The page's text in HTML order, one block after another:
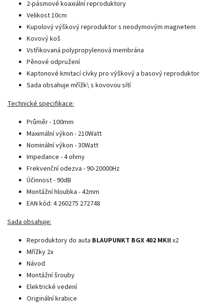
2-pásmové koaxiální reproduktory
Velikost 10cm
Kupolový výškový reproduktor s neodymovým magnetem
Kovový koš
Vstřikovaná polypropylenová membrána
Pěnové odpružení
Kaptonové kmitací cívky pro výškový a basový reproduktor
Sada obsahuje mřížk\ s kovovou sítí
Technické specifikace:
Průměr - 100mm
Maximální výkon - 210Watt
Nominální výkon - 30Watt
Impedance - 4 ohmy
Frekvenční odezva - 90-20000Hz
Účinnost - 90dB
Montážní hloubka - 42mm
EAN kód: 4 260275 272748
Sada obsahuje:
Reproduktory do auta BLAUPUNKT BGX 402 MKII x2
Mřížky 2x
Návod
Montážní šrouby
Elektrické vedení
Originální krabice